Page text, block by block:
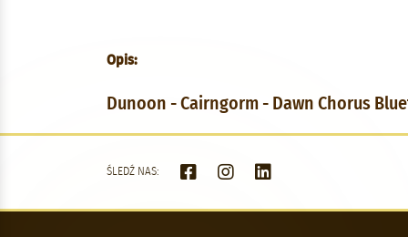
Opis:
Dunoon - Cairngorm - Dawn Chorus
ŚLEDŹ NAS: